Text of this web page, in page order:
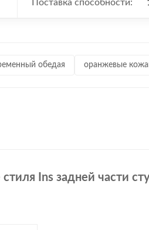
Поставка способности:
обедая оранжевые
Ins задней части